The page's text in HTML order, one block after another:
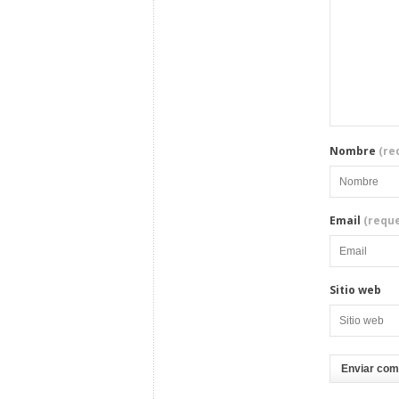
Nombre
Email
Sitio web